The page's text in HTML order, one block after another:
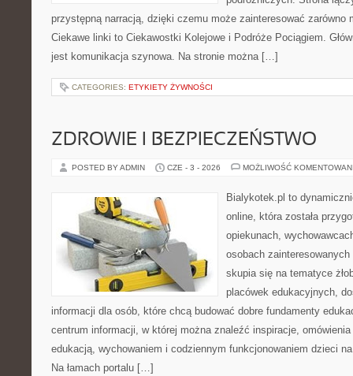
przystępną narracją, dzięki czemu może zainteresować zarówno
Ciekawe linki to Ciekawostki Kolejowe i Podróże Pociągiem.
jest komunikacja szynowa. Na stronie można […]
CATEGORIES: ETYKIETY ŻYWNOŚCI
ZDROWIE I BEZPIECZEŃSTWO
POSTED BY ADMIN CZE - 3 - 2026 MOŻLIWOŚĆ
Bialykotek.pl to
online, która została
opiekunach,
osobach
skupia się na tematyce
placówek edukacyjnych,
informacji dla osób, które chcą budować dobre fundamenty
centrum informacji, w której można znaleźć inspiracje,
edukacją, wychowaniem i codziennym funkcjonowaniem dzieci
Na łamach portalu […]